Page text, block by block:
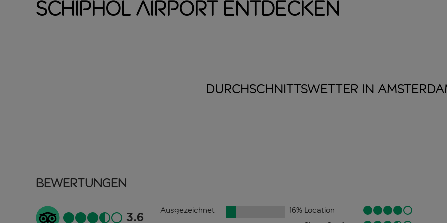
Schiphol Airport entdecken
DURCHSCHNITTSWETTER IN
Bewertungen
3.6 Ausgezeichnet 16% Location